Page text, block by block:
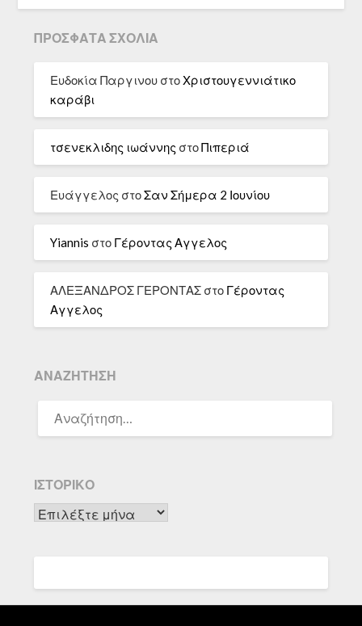
ΠΡΌΣΦΑΤΑ ΣΧΌΛΙΑ
Ευδοκία Παργινου στοΧριστουγεννιάτικο
καράβι
τσενεκλιδης ιωάννης στοΠιπεριά
Ευάγγελος στοΣαν Σήμερα 2 Ιουνίου
Yiannis στο Γέροντας Αγγελος
ΑΛΕΞΑΝΔΡΟΣ ΓΕΡΟΝΤΑΣ στο Γέροντας
Αγγελος
ΑΝΑΖΉΤΗΣΗ
ΓΙΑ:
ΙΣΤΟΡΙΚΌ
Ιστορικό